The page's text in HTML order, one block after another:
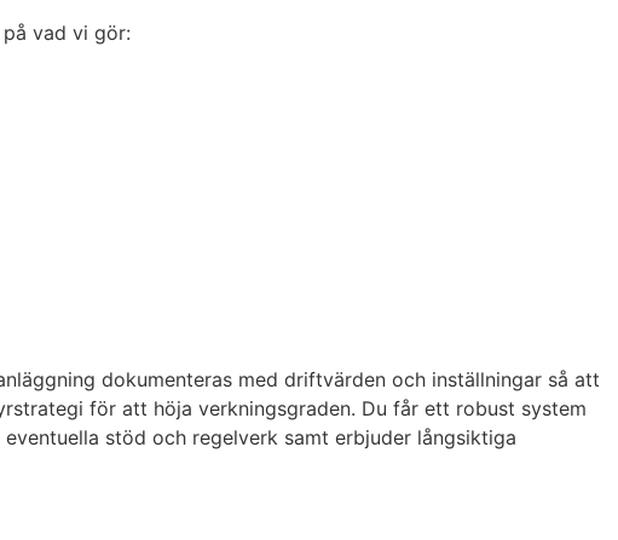
vad vi gör:
dokumenteras med driftvärden och inställningar så att
för att höja verkningsgraden. Du får ett robust system
stöd och regelverk samt erbjuder långsiktiga